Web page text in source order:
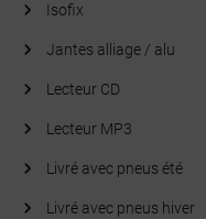
Isofix
Jantes alliage / alu
Lecteur CD
Lecteur MP3
Livré avec pneus été
Livré avec pneus hiver